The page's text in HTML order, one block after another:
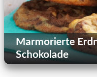
Marmorierte
Schokolade